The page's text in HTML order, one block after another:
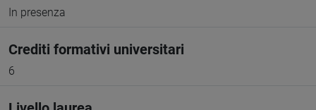
In presenza
Crediti formativi universitari
6